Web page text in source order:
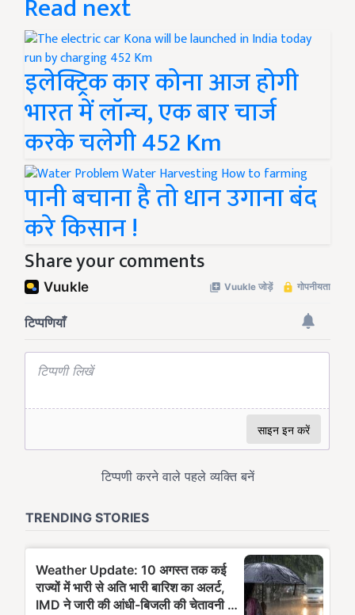
इलेक्ट्रिक कार कोना आज होगी
भारत में लॉन्च, एक बार चार्ज
करके चलेगी 452 Km
पानी बचाना है तो धान उगाना बंद
करे किसान !
Share your comments